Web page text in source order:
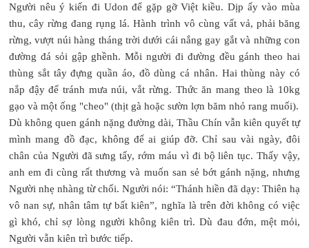
Người nêu ý kiến đi Udon để gặp gỡ Việt kiều. Dịp ấy vào mùa
thu, cây rừng đang rụng lá. Hành trình vô cùng vất vả, phải băng
rừng, vượt núi hàng tháng trời dưới cái nắng gay gắt và những con
đường đá sỏi gập ghềnh. Mỗi người đi đường đều gánh theo hai
thùng sắt tây đựng quần áo, đồ dùng cá nhân. Hai thùng này có
nắp đậy để tránh mưa núi, vắt rừng. Thức ăn mang theo là 10kg
gạo và một ống "cheo" (thịt gà hoặc sườn lợn băm nhỏ rang muối).
Dù không quen gánh nặng đường dài, Thầu Chín vẫn kiên quyết tự
mình mang đồ đạc, không để ai giúp đỡ. Chỉ sau vài ngày, đôi
chân của Người đã sưng tấy, rớm máu vì đi bộ liên tục. Thấy vậy,
anh em đi cùng rất thương và muốn san sẻ bớt gánh nặng, nhưng
Người nhẹ nhàng từ chối. Người nói: “Thánh hiền đã dạy: Thiên hạ
vô nan sự, nhân tâm tự bất kiên”, nghĩa là trên đời không có việc
gì khó, chỉ sợ lòng người không kiên trì. Dù đau đớn, mệt mỏi,
Người vẫn kiên trì bước tiếp.